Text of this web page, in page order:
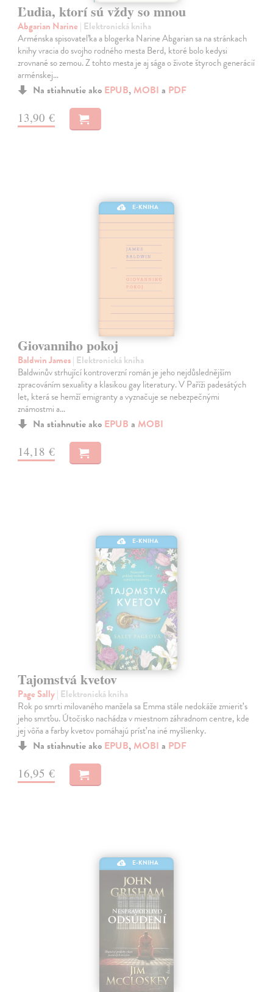
Ľudia, ktorí sú vždy so mnou
Abgarian Narine | Elektronická kniha
Arménska spisovateľka a blogerka Narine Abgarian sa na stránkach
knihy vracia do svojho rodného mesta Berd, ktoré bolo kedysi
zrovnané so zemou. Z tohto mesta je aj sága o živote štyroch generácií
arménskej…
Na stiahnutie ako EPUB, MOBI a PDF
13,90 €
E-KNIHA
Giovanniho pokoj
Baldwin James| Elektronická kniha
Baldwinův strhující kontroverzní román je jeho nejdůslednějším
zpracováním sexuality a klasikou gay literatury. V Paříži padesátých
let, která se hemží emigranty a vyznačuje se nebezpečnými
známostmi a…
Na stiahnutie ako EPUB a MOBI
14,18 €
E-KNIHA
Tajomstvá kvetov
Page Sally| Elektronická kniha
Rok po smrti milovaného manžela sa Emma stále nedokáže zmieriť s
jeho smrťou. Útočisko nachádza v miestnom záhradnom centre, kde
jej vôňa a farby kvetov pomáhajú prísť na iné myšlienky.
Na stiahnutie ako EPUB, MOBI a PDF
16,95 €
E-KNIHA